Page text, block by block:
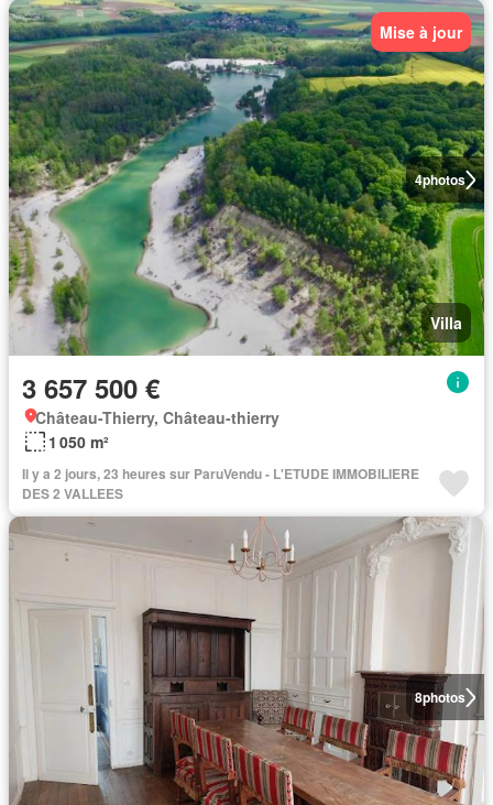
4photos
Mise à jour
Villa
3 657 500 €
Château-Thierry, Château-thierry
1 050 m²
Il y a 2 jours, 23 heures sur ParuVendu - L'ETUDE IMMOBILIERE
DES 2 VALLEES
8photos